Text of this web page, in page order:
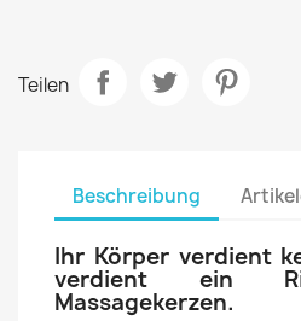
Teilen
Beschreibung
Ihr Körper verdient
verdient ein
Massagekerzen.